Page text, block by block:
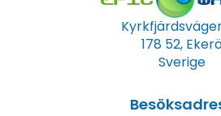
178 52,
Sverige